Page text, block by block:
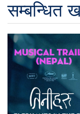
सम्बन्धित